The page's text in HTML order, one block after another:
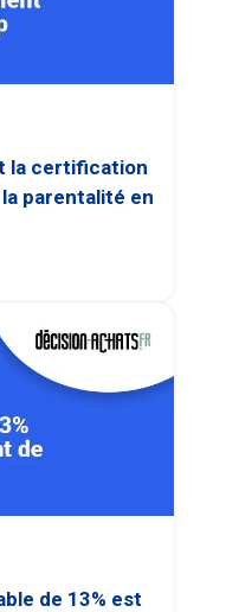
la certification
parentalité en
de 13% est